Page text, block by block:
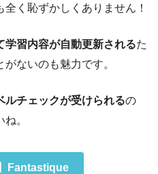
く恥ずかしくありません！
学習内容が自動更新されるた
ないのも魅力です。
ルチェックが受けられるの
。
Fantastique